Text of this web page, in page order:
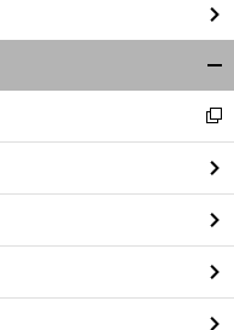
閉
る
新
し
い
ウ
ィ
ン
ド
ウ
で